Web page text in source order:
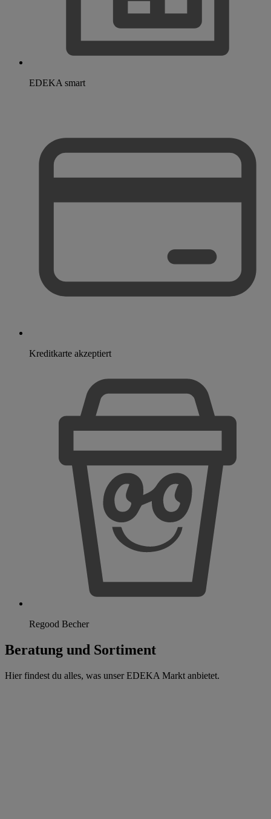
EDEKA smart
Kreditkarte akzeptiert
Regood Becher
Beratung und Sortiment
Hier findest du alles, was unser EDEKA Markt anbietet.